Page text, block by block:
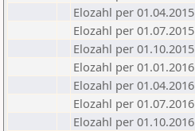
Elozahl per 01.04.2015
Elozahl per 01.07.2015
Elozahl per 01.10.2015
Elozahl per 01.01.2016
Elozahl per 01.04.2016
Elozahl per 01.07.2016
Elozahl per 01.10.2016